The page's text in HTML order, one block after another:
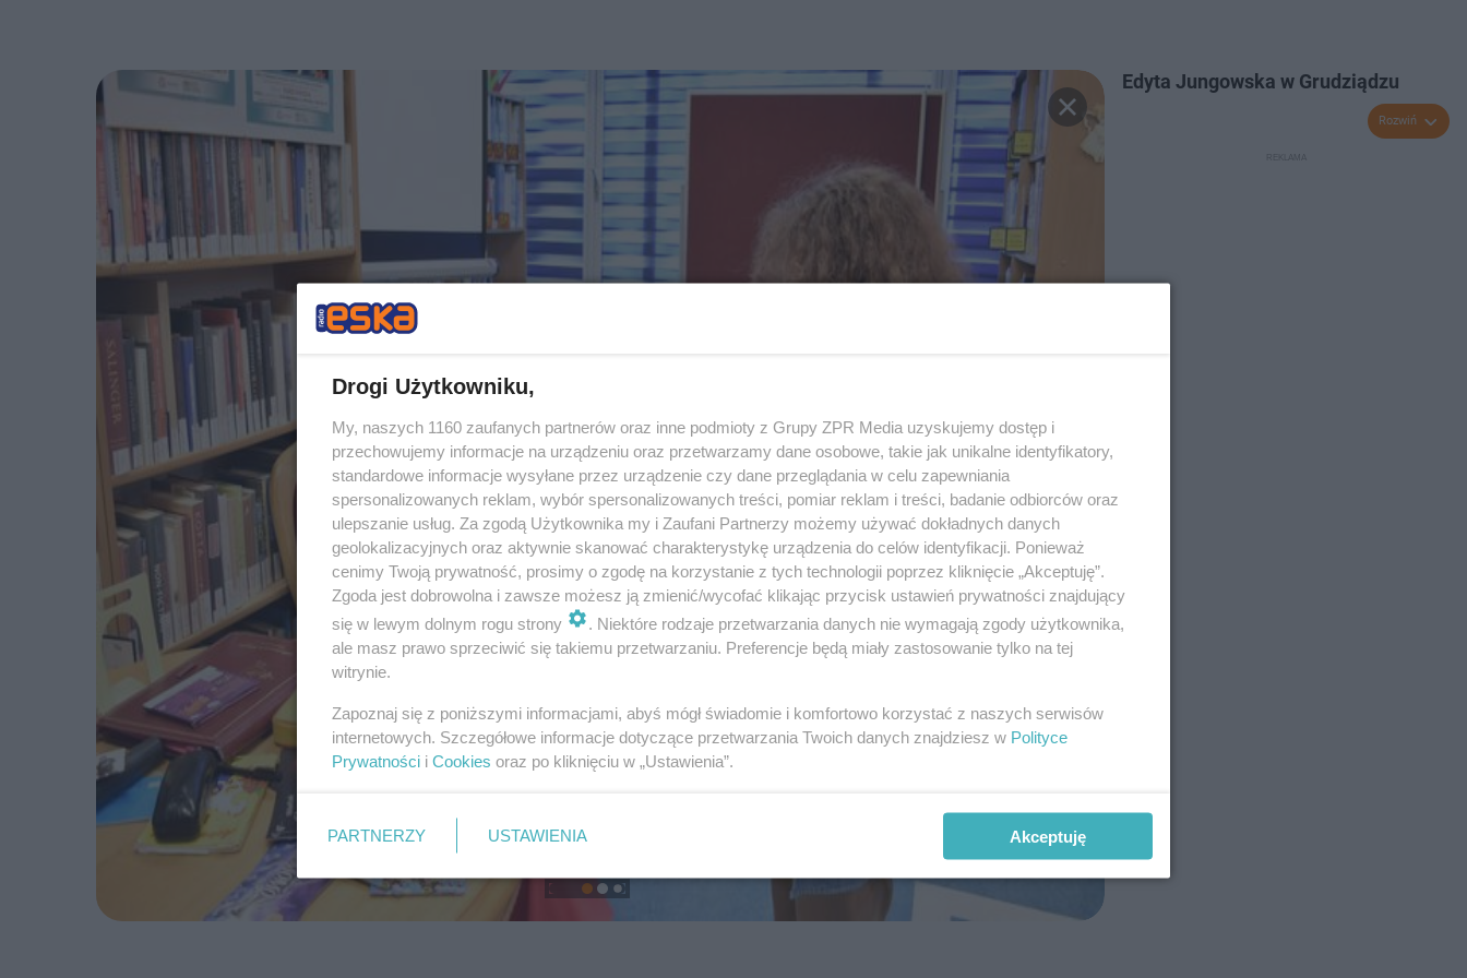
Edyta Jungowska w Grudziądzu
Rozwiń
Drogi Użytkowniku,
My, naszych 1160 zaufanych partnerów oraz inne podmioty z Grupy ZPR Media uzyskujemy dostęp i
przechowujemy informacje na urządzeniu oraz przetwarzamy dane osobowe, takie jak unikalne identyfikatory,
standardowe informacje wysyłane przez urządzenie czy dane przeglądania w celu zapewniania
spersonalizowanych reklam, wybór spersonalizowanych treści, pomiar reklam i treści, badanie odbiorców oraz
ulepszanie usług. Za zgodą Użytkownika my i Zaufani Partnerzy możemy używać dokładnych danych
geolokalizacyjnych oraz aktywnie skanować charakterystykę urządzenia do celów identyfikacji. Ponieważ
cenimy Twoją prywatność, prosimy o zgodę na korzystanie z tych technologii poprzez kliknięcie „Akceptuję”.
Zgoda jest dobrowolna i zawsze możesz ją zmienić/wycofać klikając przycisk ustawień prywatności znajdujący
się w lewym dolnym rogu strony
. Niektóre rodzaje przetwarzania danych nie wymagają zgody użytkownika,
ale masz prawo sprzeciwić się takiemu przetwarzaniu. Preferencje będą miały zastosowanie tylko na tej
witrynie.
Zapoznaj się z poniższymi informacjami, abyś mógł świadomie i komfortowo korzystać z naszych serwisów
internetowych. Szczegółowe informacje dotyczące przetwarzania Twoich danych znajdziesz w Polityce
Prywatności i Cookies oraz po kliknięciu w „Ustawienia”.
PARTNERZY USTAWIENIA Akceptuję